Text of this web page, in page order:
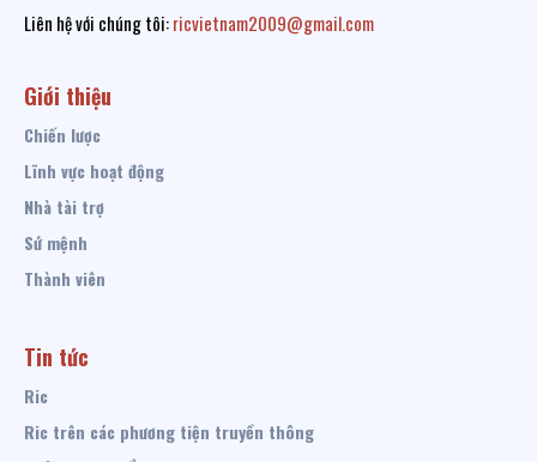
Liên hệ với chúng tôi:ricvietnam2009@gmail.com
Giới thiệu
Chiến lược
Lĩnh vực hoạt động
Nhà tài trợ
Sứ mệnh
Thành viên
Tin tức
Ric
Ric trên các phương tiện truyền thông